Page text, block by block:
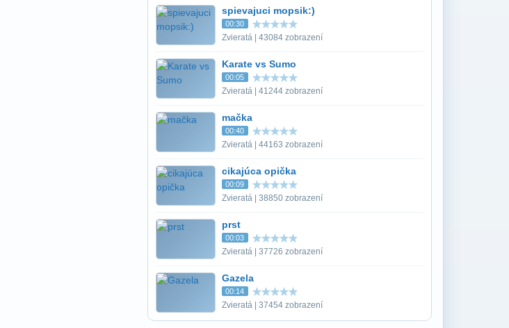
spievajuci mopsik:)
00:30
Zvieratá | 43084 zobrazení
Karate vs Sumo
00:05
Zvieratá | 41244 zobrazení
mačka
00:40
Zvieratá | 44163 zobrazení
cikajúca opička
00:09
Zvieratá | 38850 zobrazení
prst
00:03
Zvieratá | 37726 zobrazení
Gazela
00:14
Zvieratá | 37454 zobrazení